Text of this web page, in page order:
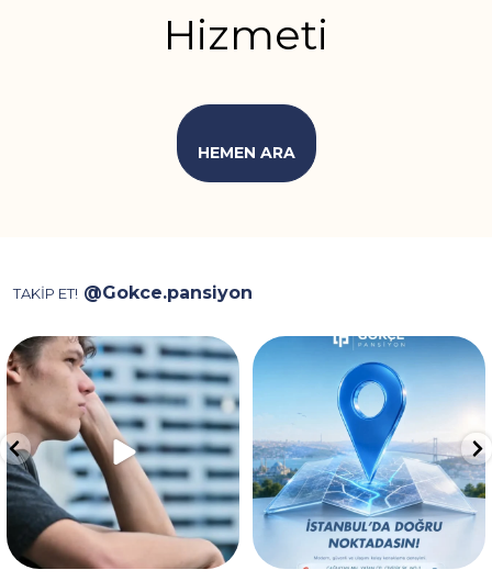
Hizmeti
HEMEN ARA
TAKİP ET! @Gokce.pansiyon
Video, ev kiralarken karşılaşılan
depozito, aidat...
İstanbul’da konaklama için
doğru noktadasınız! 📍✨...